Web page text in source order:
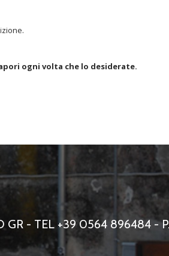
ogni volta che lo desiderate.
GR - TEL +39 0564 896484 -